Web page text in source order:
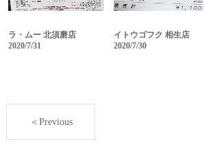
ラ・ムー 北須磨店
2020/7/31
イトウゴフク 相生店
2020/7/30
＜Previous